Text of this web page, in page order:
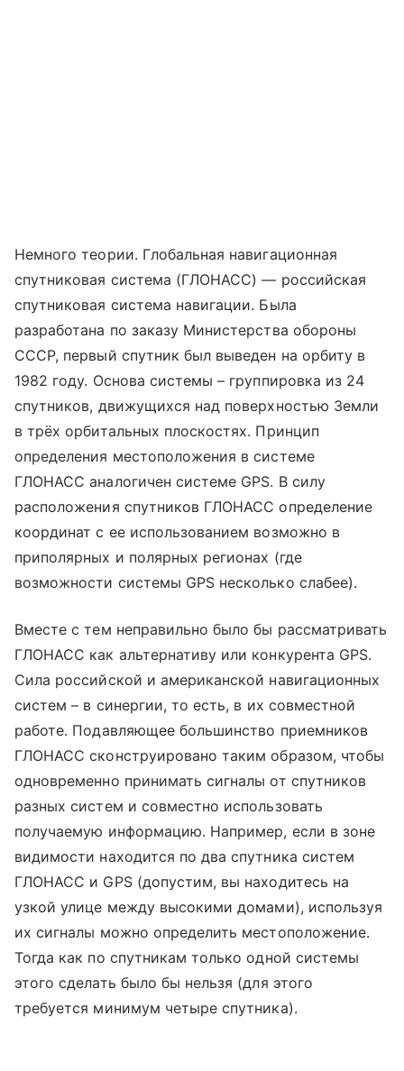
Немного теории. Глобальная навигационная
спутниковая система (ГЛОНАСС) — российская
спутниковая система навигации. Была
разработана по заказу Министерства обороны
СССР, первый спутник был выведен на орбиту в
1982 году. Основа системы – группировка из 24
спутников, движущихся над поверхностью Земли
в трёх орбитальных плоскостях. Принцип
определения местоположения в системе
ГЛОНАСС аналогичен системе GPS. В силу
расположения спутников ГЛОНАСС определение
координат с ее использованием возможно в
приполярных и полярных регионах (где
возможности системы GPS несколько слабее).
Вместе с тем неправильно было бы рассматривать
ГЛОНАСС как альтернативу или конкурента GPS.
Сила российской и американской навигационных
систем – в синергии, то есть, в их совместной
работе. Подавляющее большинство приемников
ГЛОНАСС сконструировано таким образом, чтобы
одновременно принимать сигналы от спутников
разных систем и совместно использовать
получаемую информацию. Например, если в зоне
видимости находится по два спутника систем
ГЛОНАСС и GPS (допустим, вы находитесь на
узкой улице между высокими домами), используя
их сигналы можно определить местоположение.
Тогда как по спутникам только одной системы
этого сделать было бы нельзя (для этого
требуется минимум четыре спутника).